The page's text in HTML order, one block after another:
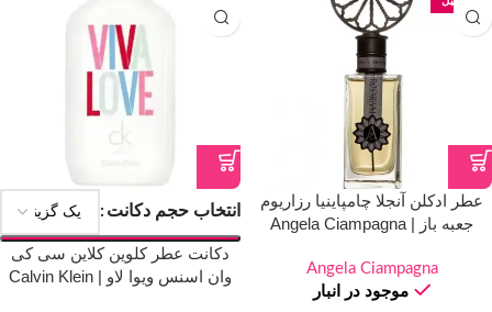
عطر ادکلن آنجلا چامپاینیا رزاریوم
جعبه باز | Angela Ciampagna
Angela Ciampagna
موجود در انبار
انتخاب حجم دکانت
دکانت عطر کلوین کلاین سی کی
وان اسنس ویوا لاو | Calvin Klein